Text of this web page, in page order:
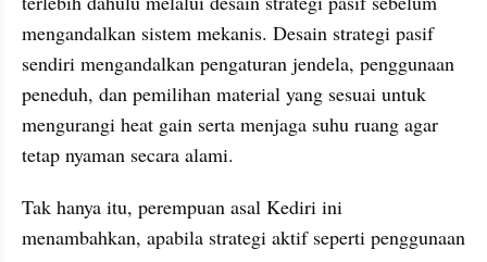
mengandalkan sistem mekanis. Desain strategi pasif
sendiri mengandalkan pengaturan jendela, penggunaan
peneduh, dan pemilihan material yang sesuai untuk
mengurangi heat gain serta menjaga suhu ruang agar
tetap nyaman secara alami.
Tak hanya itu, perempuan asal Kediri ini
menambahkan, apabila strategi aktif seperti penggunaan